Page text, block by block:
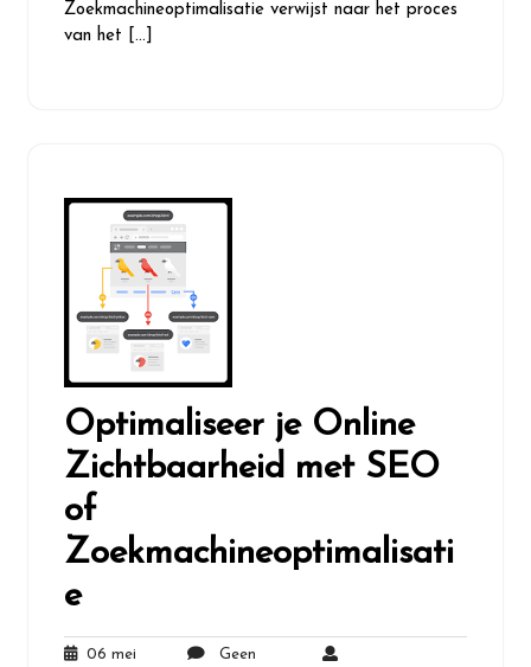
Zoekmachineoptimalisatie verwijst naar het proces
van het […]
Optimaliseer je Online
Zichtbaarheid met SEO
of
Zoekmachineoptimalisati
e
06 mei
Geen